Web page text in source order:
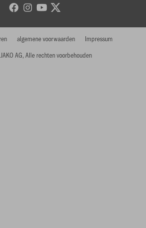
AG, Alle rechten voorbehouden
algemene voorwaarden Impressum